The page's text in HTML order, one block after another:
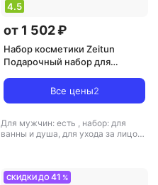
4.5
от 1 502 ₽
Набор косметики Zeitun
Подарочный набор для
ухода за кожей тела и
волосами: укрепляющий
гель для душа, аромат Tobacco
&
Все цены2
Для мужчин: есть , набор: для
ванны и душа, для ухода за лицом,
СКИДКИ ДО41 %